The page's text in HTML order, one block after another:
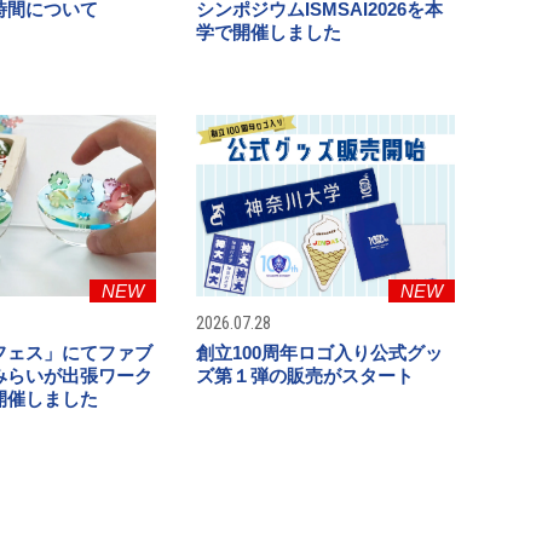
間について
シンポジウムISMSAI2026を本
学で開催しました
NEW
ェス」にてファブ
らいが出張ワーク
催しました
NEW
2026.07.28
創立100周年ロゴ入り公式グッ
ズ第１弾の販売がスタート